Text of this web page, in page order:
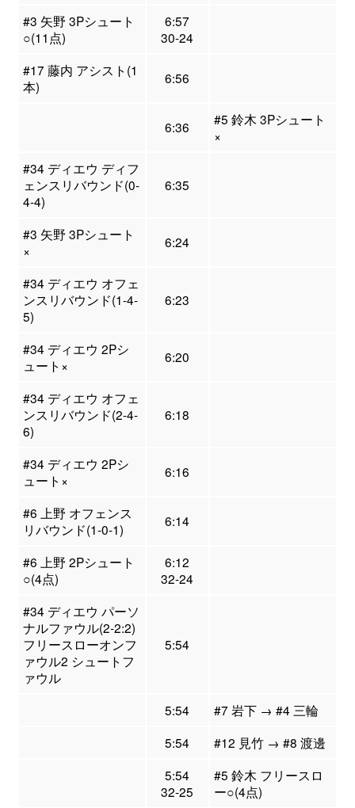
#3 矢野 3Pシュート
○(11点)
6:57
30-24
#17 藤内 アシスト(1
本)
6:56
6:36
#5 鈴木 3Pシュート
×
#34 ディエウ ディフ
ェンスリバウンド(0-
4-4)
6:35
#3 矢野 3Pシュート
×
6:24
#34 ディエウ オフェ
ンスリバウンド(1-4-
5)
6:23
#34 ディエウ 2Pシ
ュート×
6:20
#34 ディエウ オフェ
ンスリバウンド(2-4-
6)
6:18
#34 ディエウ 2Pシ
ュート×
6:16
#6 上野 オフェンス
リバウンド(1-0-1)
6:14
#6 上野 2Pシュート
○(4点)
6:12
32-24
#34 ディエウ パーソ
ナルファウル(2-2:2)
フリースローオンフ
ァウル2 シュートフ
ァウル
5:54
5:54
#7 岩下 → #4 三輪
5:54
#12 見竹 → #8 渡邊
5:54
32-25
#5 鈴木 フリースロ
ー○(4点)